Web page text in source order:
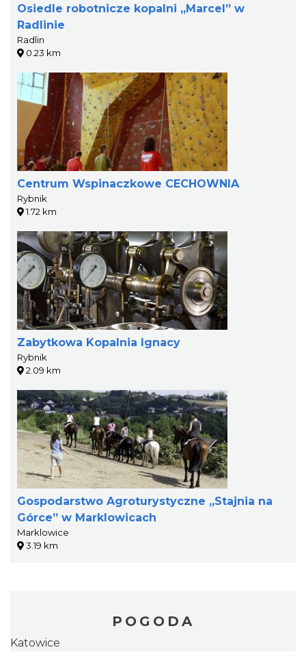
Osiedle robotnicze kopalni „Marcel” w
Radlinie
Radlin
0.23 km
Centrum Wspinaczkowe CECHOWNIA
Rybnik
1.72 km
Zabytkowa Kopalnia Ignacy
Rybnik
2.09 km
Gospodarstwo Agroturystyczne „Stajnia na
Górce” w Marklowicach
Marklowice
3.19 km
POGODA
Katowice